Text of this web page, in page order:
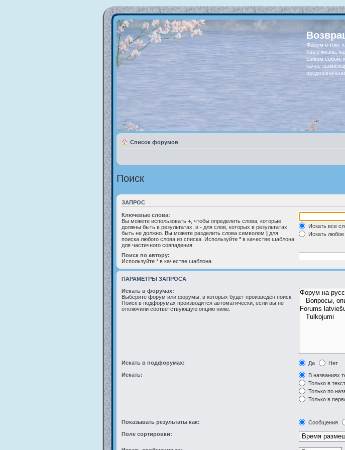
Форум о том:
свою жизнь,
самим собой,
качествами
Список форумов
Поиск
ЗАПРОС
Ключевые слова:
Вы можете использовать +, чтобы определить слова, которые
должны быть в результатах, и -для слов, которых в результатах
быть не должно. Вы можете разделить слова символом |для
поиска любого слова из списка. Используйте *в качестве шаблона
для частичного совпадения.
Искать все
Искать
Поиск по автору:
Используйте * в качестве шаблона.
ПАРАМЕТРЫ ЗАПРОСА
Искать в форумах:
Выберите форум или форумы, в которых будет произведён поиск.
Поиск в подфорумах производится автоматически, если вы не
отключили соответствующую опцию ниже.
Искать в подфорумах: Да
Нет
Искать:
В названиях
Только в
Только по
Только в
Показывать результаты как: Сообщения
Поле сортировки: